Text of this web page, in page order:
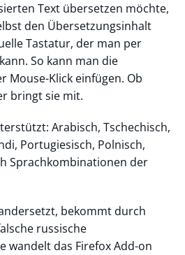
Text übersetzen möchte,
den Übersetzungsinhalt
Tastatur, der man per
So kann man die
Klick einfügen. Ob
bringt sie mit.
Arabisch, Tschechisch,
Portugiesisch, Polnisch,
Sprachkombinationen der
bekommt durch
russische
wandelt das Firefox Add-on